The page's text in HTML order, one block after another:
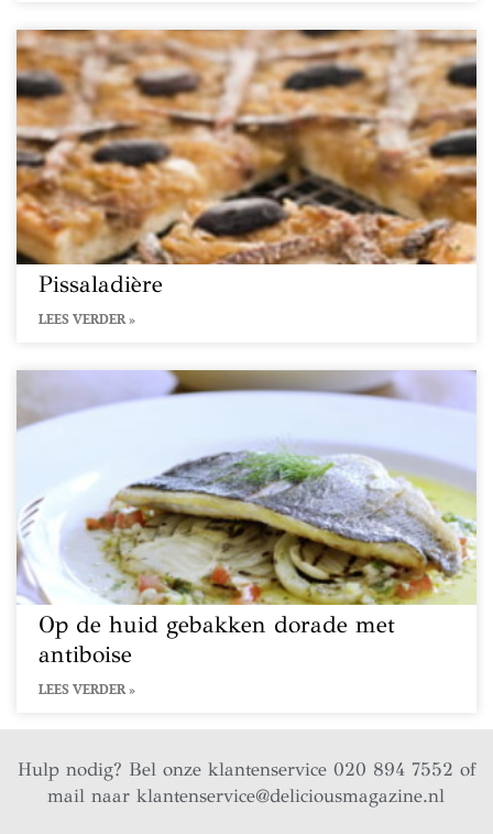
Pissaladière
LEES VERDER »
Op de huid gebakken dorade met
antiboise
LEES VERDER »
Hulp nodig? Bel onze klantenservice 020 894 7552 of
mail naarklantenservice@deliciousmagazine.nl